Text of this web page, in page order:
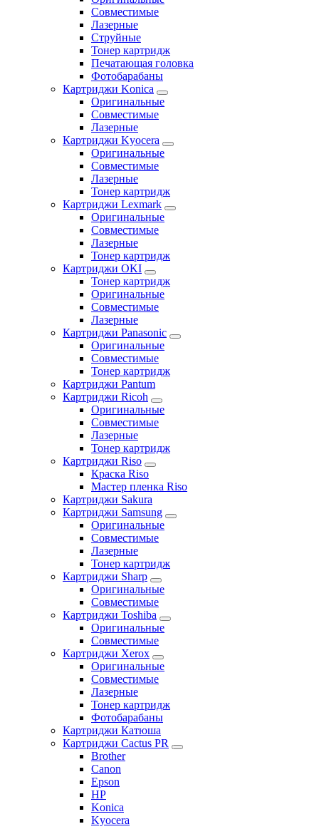
Совместимые
Лазерные
Струйные
Тонер картридж
Печатающая головка
Фотобарабаны
Картриджи Konica
Оригинальные
Совместимые
Лазерные
Картриджи Kyocera
Оригинальные
Совместимые
Лазерные
Тонер картридж
Картриджи Lexmark
Оригинальные
Совместимые
Лазерные
Тонер картридж
Картриджи OKI
Тонер картридж
Оригинальные
Совместимые
Лазерные
Картриджи Panasonic
Оригинальные
Совместимые
Тонер картридж
Картриджи Pantum
Картриджи Ricoh
Оригинальные
Совместимые
Лазерные
Тонер картридж
Картриджи Riso
Краска Riso
Мастер пленка Riso
Картриджи Sakura
Картриджи Samsung
Оригинальные
Совместимые
Лазерные
Тонер картридж
Картриджи Sharp
Оригинальные
Совместимые
Картриджи Toshiba
Оригинальные
Совместимые
Картриджи Xerox
Оригинальные
Совместимые
Лазерные
Тонер картридж
Фотобарабаны
Картриджи Катюша
Картриджи Cactus PR
Brother
Canon
Epson
HP
Konica
Kyocera